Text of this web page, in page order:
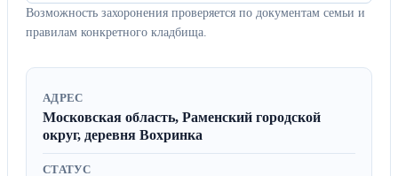
Возможность захоронения проверяется по документам семьи и
правилам конкретного кладбища.
АДРЕС
Московская область, Раменский городской
округ, деревня Вохринка
СТАТУС